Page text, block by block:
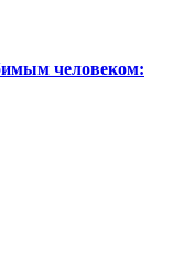
человеком: